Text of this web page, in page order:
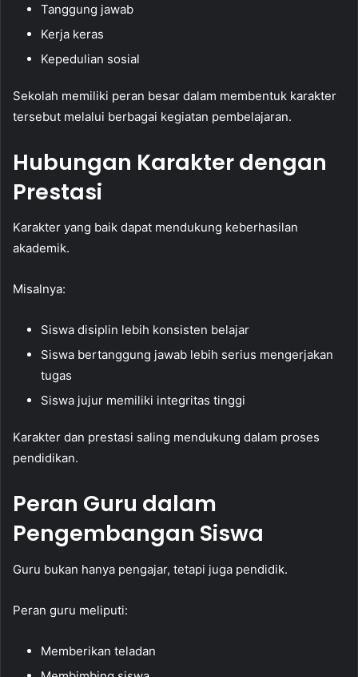
Tanggung jawab
Kerja keras
Kepedulian sosial
Sekolah memiliki peran besar dalam membentuk karakter
tersebut melalui berbagai kegiatan pembelajaran.
Hubungan Karakter dengan
Prestasi
Karakter yang baik dapat mendukung keberhasilan
akademik.
Misalnya:
Siswa disiplin lebih konsisten belajar
Siswa bertanggung jawab lebih serius mengerjakan
tugas
Siswa jujur memiliki integritas tinggi
Karakter dan prestasi saling mendukung dalam proses
pendidikan.
Peran Guru dalam
Pengembangan Siswa
Guru bukan hanya pengajar, tetapi juga pendidik.
Peran guru meliputi:
Memberikan teladan